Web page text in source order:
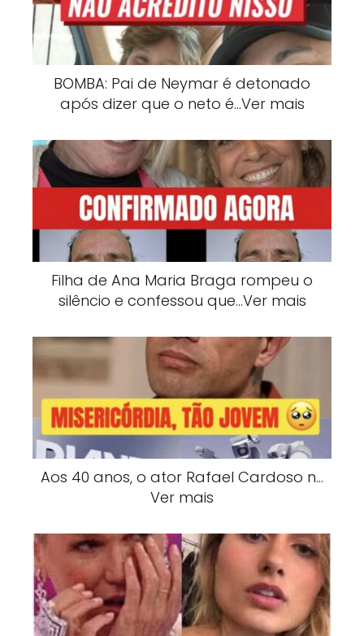
BOMBA: Pai de Neymar é detonado
após dizer que o neto é…Ver mais
Filha de Ana Maria Braga rompeu o
silêncio e confessou que…Ver mais
Aos 40 anos, o ator Rafael Cardoso n…
Ver mais